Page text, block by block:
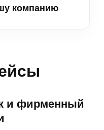
компанию
и фирменный